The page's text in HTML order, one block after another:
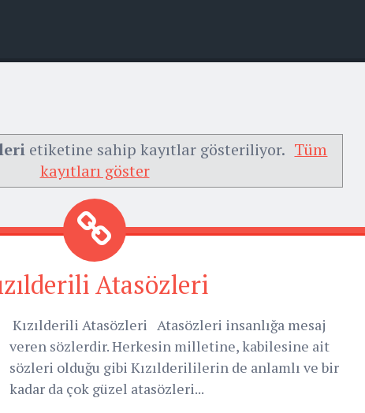
etiketine sahip kayıtlar gösteriliyor. Tüm
kayıtları göster
Atasözleri
Kızılderili Atasözleri Atasözleri insanlığa mesaj
veren sözlerdir. Herkesin milletine, kabilesine ait
sözleri olduğu gibi Kızılderililerin de anlamlı ve bir
kadar da çok güzel atasözleri...